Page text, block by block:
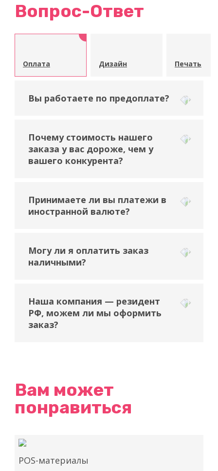
Вопрос-Ответ
Вы работаете по предоплате?
Почему стоимость нашего
заказа у вас дороже, чем у
вашего конкурента?
Принимаете ли вы платежи в
иностранной валюте?
Могу ли я оплатить заказ
наличными?
Наша компания — резидент
РФ, можем ли мы оформить
заказ?
Оплата Дизайн Печать
Вам может
понравиться
POS-материалы